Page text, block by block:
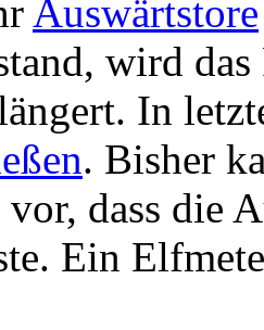
Auswärtstore
wird
In
. Bisher
dass die
Ein